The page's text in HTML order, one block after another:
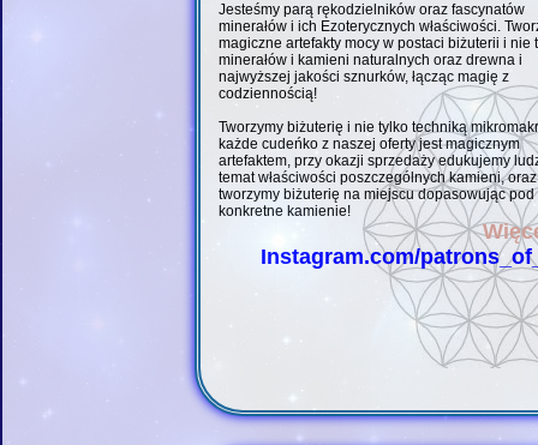
Jesteśmy parą rękodzielników oraz fascynatów
minerałów i ich Ezoterycznych właściwości.
magiczne artefakty mocy w postaci biżuterii i nie
minerałów i kamieni naturalnych oraz drewna i
najwyższej jakości sznurków, łącząc magię z
codziennością!
Tworzymy biżuterię i nie tylko techniką
każde cudeńko z naszej oferty jest magicznym
artefaktem, przy okazji sprzedaży edukujemy
temat właściwości poszczególnych kamieni, oraz
tworzymy biżuterię na miejscu dopasowując pod
konkretne kamienie!
Instagram.com/